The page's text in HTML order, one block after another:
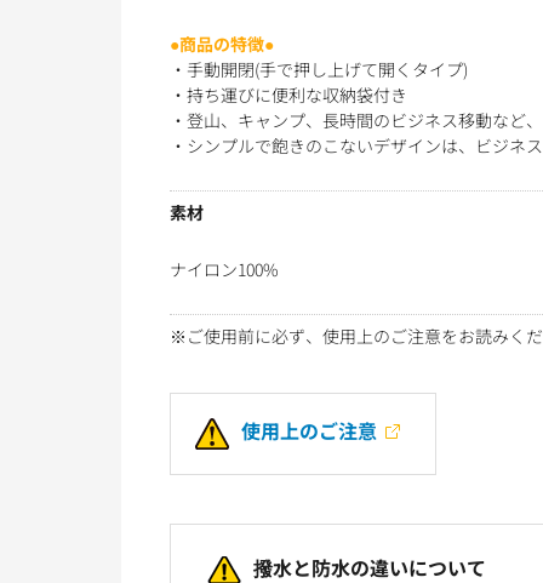
●商品の特徴●
・手動開閉(手で押し上げて開くタイプ)
・持ち運びに便利な収納袋付き
・登山、キャンプ、長時間のビジネス移動など
・シンプルで飽きのこないデザインは、ビジネ
素材
ナイロン100%
※ご使用前に必ず、使用上のご注意をお読みく
使用上のご注意
撥水と防水の違いについて